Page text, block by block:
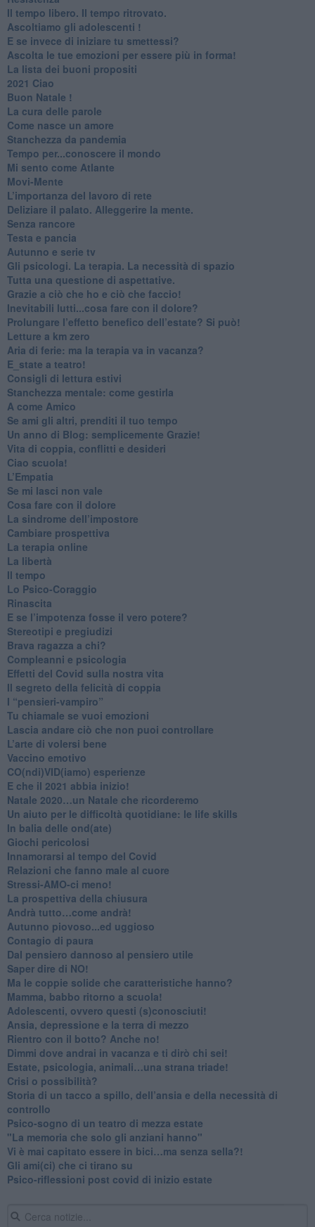
​Il tempo libero. Il tempo ritrovato.
Ascoltiamo gli adolescenti !
​E se invece di iniziare tu smettessi?
​Ascolta le tue emozioni per essere più in forma!
​La lista dei buoni propositi
2021 Ciao
Buon Natale !
​La cura delle parole
​Come nasce un amore
Stanchezza da pandemia
​Tempo per...conoscere il mondo
​Mi sento come Atlante
​Movi-Mente
​L’importanza del lavoro di rete
​Deliziare il palato. Alleggerire la mente.
​Senza rancore
​Testa e pancia
​Autunno e serie tv
​Gli psicologi. La terapia. La necessità di spazio
​Tutta una questione di aspettative.
​Grazie a ciò che ho e ciò che faccio!
​Inevitabili lutti...cosa fare con il dolore?
Prolungare l’effetto benefico dell’estate? Si può!
​Letture a km zero
​Aria di ferie: ma la terapia va in vacanza?
​E_state a teatro!
​Consigli di lettura estivi
​Stanchezza mentale: come gestirla
​A come Amico
​Se ami gli altri, prenditi il tuo tempo
​Un anno di Blog: semplicemente Grazie!
​Vita di coppia, conflitti e desideri
​Ciao scuola!
​L’Empatia
​Se mi lasci non vale
Cosa fare con il dolore
​La sindrome dell’impostore
​Cambiare prospettiva
La terapia online
La libertà
​Il tempo
​Lo Psico-Coraggio
Rinascita
​E se l’impotenza fosse il vero potere?
Stereotipi e pregiudizi
​Brava ragazza a chi?
​Compleanni e psicologia
Effetti del Covid sulla nostra vita
Il segreto della felicità di coppia
​I “pensieri-vampiro”
​Tu chiamale se vuoi emozioni
​Lascia andare ciò che non puoi controllare
L’arte di volersi bene
​Vaccino emotivo
CO(ndi)VID(iamo) esperienze
​E che il 2021 abbia inizio!
​Natale 2020…un Natale che ricorderemo
Un aiuto per le difficoltà quotidiane: le life skills
​In balia delle ond(ate)
Giochi pericolosi
Innamorarsi al tempo del Covid
​Relazioni che fanno male al cuore
​Stressi-AMO-ci meno!
​La prospettiva della chiusura
​Andrà tutto…come andrà!
Autunno piovoso...ed uggioso
​Contagio di paura
​Dal pensiero dannoso al pensiero utile
​Saper dire di NO!
​Ma le coppie solide che caratteristiche hanno?
​Mamma, babbo ritorno a scuola!
Adolescenti, ovvero questi (s)conosciuti!
Ansia, depressione e la terra di mezzo
​Rientro con il botto? Anche no!
Dimmi dove andrai in vacanza e ti dirò chi sei!
​Estate, psicologia, animali…una strana triade!
​Crisi o possibilità?
​Storia di un tacco a spillo, dell’ansia e della necessità di
controllo
​Psico-sogno di un teatro di mezza estate
"La memoria che solo gli anziani hanno"
​Vi è mai capitato essere in bici…ma senza sella?!
​Gli ami(ci) che ci tirano su
Psico-riflessioni post covid di inizio estate